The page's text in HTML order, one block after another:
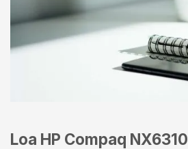
Loa HP Compaq NX6310